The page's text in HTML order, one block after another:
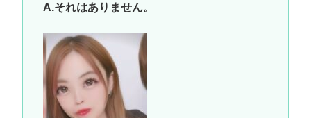
A.それはありません。